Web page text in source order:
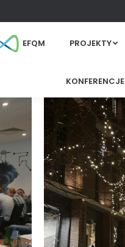
EFQM PROJEKTY
KONFERENCJE